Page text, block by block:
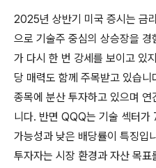
2025년 상반기 미국 증시는 금
으로 기술주 중심의 상승장을
가 다시 한 번 강세를 보이고 있
당 매력도 함께 주목받고 있습
종목에 분산 투자하고 있으며
니다. 반면 QQQ는 기술 섹터
가능성과 낮은 배당률이 특징입
투자자는 시장 환경과 자산 목